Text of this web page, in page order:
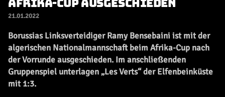
AFRIKA-CUP AUSGESCHIEDEN
21.01.2022
Borussias Linksverteidiger Ramy Bensebaini ist mit der
algerischen Nationalmannschaft beim Afrika-Cup nach
der Vorrunde ausgeschieden. Im anschließenden
Gruppenspiel unterlagen „Les Verts“ der Elfenbeinküste
mit 1:3.